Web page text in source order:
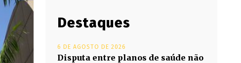
Destaques
6 DE AGOSTO DE 2026
Disputa entre planos de saúde não